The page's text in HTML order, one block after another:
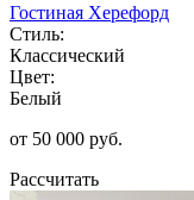
Гостиная Херефорд
Стиль:
Классический
Цвет:
Белый
от 50 000 руб.
Рассчитать